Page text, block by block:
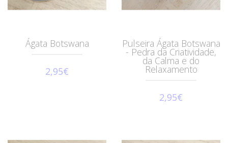
Ágata Botswana
2,95€
Pulseira Ágata Botswana
- Pedra da Criatividade,
da Calma e do
Relaxamento
2,95€